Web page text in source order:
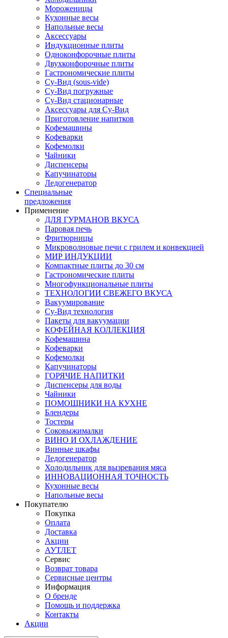
Мороженицы
Кухонные весы
Напольные весы
Аксессуары
Индукционные плиты
Одноконфорочные плиты
Двухконфорочные плиты
Гастрономические плиты
Су-Вид (sous-vide)
Су-Вид погружные
Су-Вид стационарные
Аксессуары для Су-Вид
Приготовление напитков
Кофемашины
Кофеварки
Кофемолки
Чайники
Диспенсеры
Капучинаторы
Ледогенератор
Специальные
предложения
Применение
ДЛЯ ГУРМАНОВ ВКУСА
Паровая печь
Фритюрницы
Микроволновые печи с грилем и конвекцией
МИР ИНДУКЦИИ
Компактные плиты до 30 см
Гастрономические плиты
Многофункциональные плиты
ТЕХНОЛОГИИ СВЕЖЕГО ВКУСА
Вакуумирование
Су-Вид технология
Пакеты для вакуумации
КОФЕЙНАЯ КОЛЛЕКЦИЯ
Кофемашина
Кофеварки
Кофемолки
Капучинаторы
ГОРЯЧИЕ НАПИТКИ
Диспенсеры для воды
Чайники
ПОМОЩНИКИ НА КУХНЕ
Блендеры
Тостеры
Соковыжималки
ВИНО И ОХЛАЖДЕНИЕ
Винные шкафы
Ледогенератор
Холодильник для вызревания мяса
ИННОВАЦИОННАЯ ТОЧНОСТЬ
Кухонные весы
Напольные весы
Покупателю
Покупка
Оплата
Доставка
Акции
АУТЛЕТ
Сервис
Возврат товара
Сервисные центры
Информация
О бренде
Помощь и поддержка
Контакты
Акции